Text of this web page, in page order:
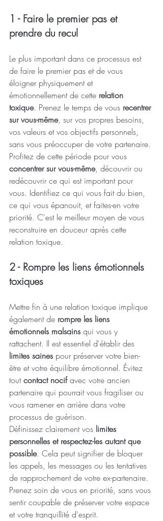
1 - Faire le premier pas et
prendre du recul
Le plus important dans ce processus est
de faire le premier pas et de vous
éloigner physiquement et
émotionnellement de cette relation
toxique. Prenez le temps de vous recentrer
sur vous-même, sur vos propres besoins,
vos valeurs et vos objectifs personnels,
sans vous préoccuper de votre partenaire.
Profitez de cette période pour vous
concentrer sur vous-même, découvrir ou
redécouvrir ce qui est important pour
vous. Identifiez ce qui vous fait du bien,
ce qui vous épanouit, et faites-en votre
priorité. C'est le meilleur moyen de vous
reconstruire en douceur après cette
relation toxique.
2 - Rompre les liens émotionnels
toxiques
Mettre fin à une relation toxique implique
également de rompre les liens
émotionnels malsains qui vous y
rattachent. Il est essentiel d'établir des
limites saines pour préserver votre bien-
être et votre équilibre émotionnel. Évitez
tout contact nocif avec votre ancien
partenaire qui pourrait vous fragiliser ou
vous ramener en arrière dans votre
processus de guérison.
Définissez clairement vos limites
personnelles et respectez-les autant que
possible. Cela peut signifier de bloquer
les appels, les messages ou les tentatives
de rapprochement de votre ex-partenaire.
Prenez soin de vous en priorité, sans vous
sentir coupable de préserver votre espace
et votre tranquillité d'esprit.